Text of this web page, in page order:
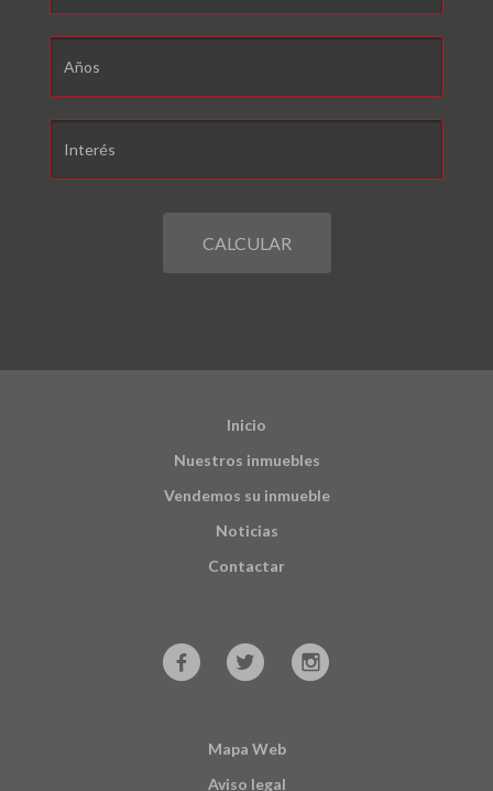
CALCULAR
Inicio
Nuestros inmuebles
Vendemos su inmueble
Noticias
Contactar
Mapa Web
Aviso legal